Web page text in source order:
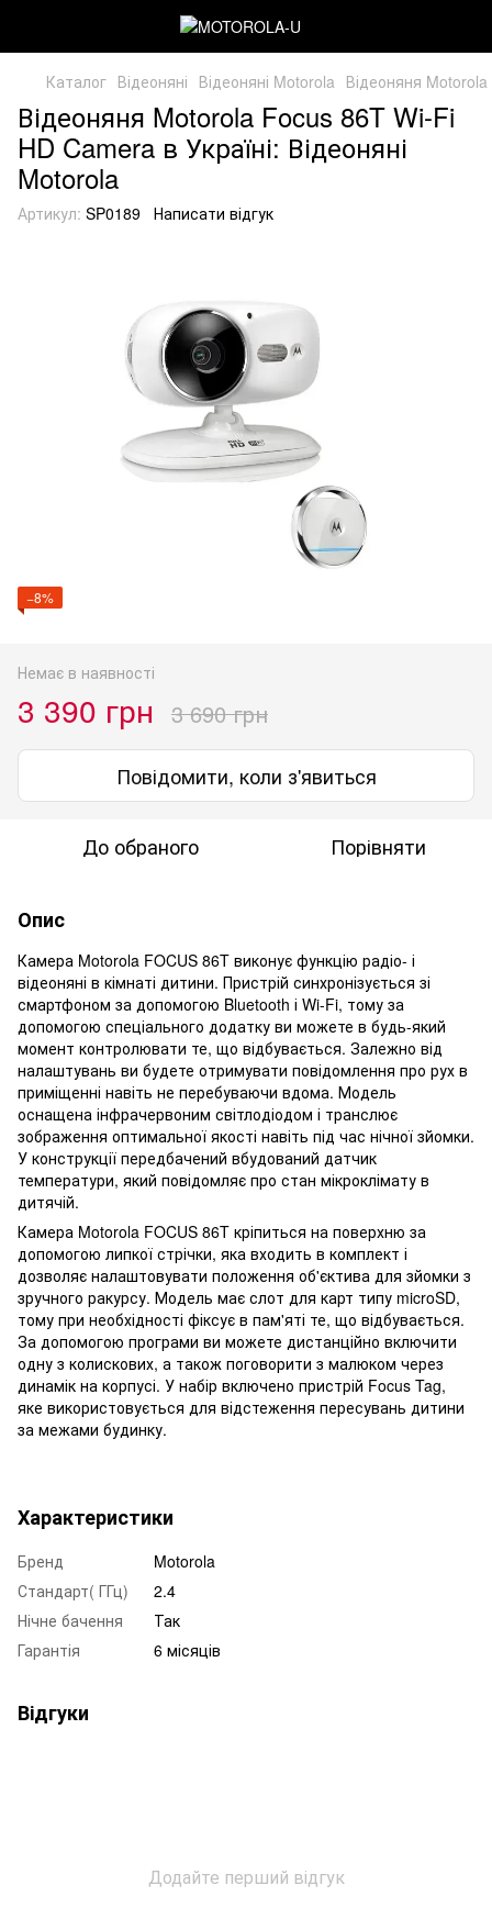
Каталог Відеоняні Відеоняні Motorola Відеоняня
Відеоняня Motorola Focus 86T Wi-Fi
HD Camera в Україні: Відеоняні
Motorola
Артикул: SP0189 Написати відгук
−8%
Немає в наявності
3 390 грн 3 690 грн
Повідомити, коли з'явиться
До обраного Порівняти
Опис
Камера Motorola FOCUS 86T виконує функцію радіо- і
відеоняні в кімнаті дитини. Пристрій синхронізується зі
смартфоном за допомогою Bluetooth і Wi-Fi, тому за
допомогою спеціального додатку ви можете в будь-який
момент контролювати те, що відбувається. Залежно від
налаштувань ви будете отримувати повідомлення про рух в
приміщенні навіть не перебуваючи вдома. Модель
оснащена інфрачервоним світлодіодом і транслює
зображення оптимальної якості навіть під час нічної зйомки.
У конструкції передбачений вбудований датчик
температури, який повідомляє про стан мікроклімату в
дитячій.
Камера Motorola FOCUS 86T кріпиться на поверхню за
допомогою липкої стрічки, яка входить в комплект і
дозволяє налаштовувати положення об'єктива для зйомки з
зручного ракурсу. Модель має слот для карт типу microSD,
тому при необхідності фіксує в пам'яті те, що відбувається.
За допомогою програми ви можете дистанційно включити
одну з колискових, а також поговорити з малюком через
динамік на корпусі. У набір включено пристрій Focus Tag,
яке використовується для відстеження пересувань дитини
за межами будинку.
Характеристики
Бренд
Motorola
Стандарт( ГГц)
2.4
Нічне бачення
Так
Гарантія
6 місяців
Відгуки
Додайте перший відгук